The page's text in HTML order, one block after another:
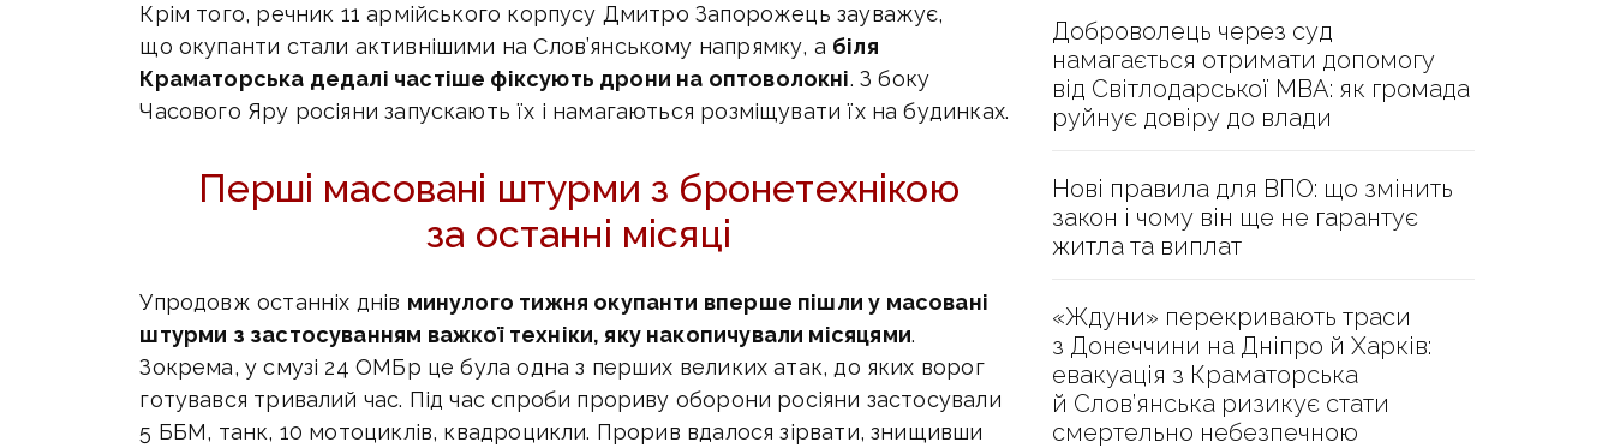
Крім того, речник 11 армійського корпусу Дмитро Запорожець зауважує,
що окупанти стали активнішими на Слов’янському напрямку, а біля
Краматорська дедалі частіше фіксують дрони на оптоволокні. З боку
Часового Яру росіяни запускають їх і намагаються розміщувати їх на будинках.
Перші масовані штурми з бронетехнікою
за останні місяці
Упродовж останніх днів минулого тижня окупанти вперше пішли у масовані
штурми з застосуванням важкої техніки, яку накопичували місяцями.
Зокрема, у смузі 24 ОМБр це була одна з перших великих атак, до яких ворог
готувався тривалий час. Під час спроби прориву оборони росіяни застосували
5 ББМ, танк, 10 мотоциклів, квадроцикли. Прорив вдалося зірвати, знищивши
Доброволець через суд
намагається отримати допомогу
від Світлодарської МВА: як громада
руйнує довіру до влади
Нові правила для ВПО: що змінить
закон і чому він ще не гарантує
житла та виплат
«Ждуни» перекривають траси
з Донеччини на Дніпро й Харків:
евакуація з Краматорська
й Слов’янська ризикує стати
смертельно небезпечною